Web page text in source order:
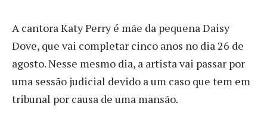
A cantora Katy Perry é mãe da pequena Daisy
Dove, que vai completar cinco anos no dia 26 de
agosto. Nesse mesmo dia, a artista vai passar por
uma sessão judicial devido a um caso que tem em
tribunal por causa de uma mansão.